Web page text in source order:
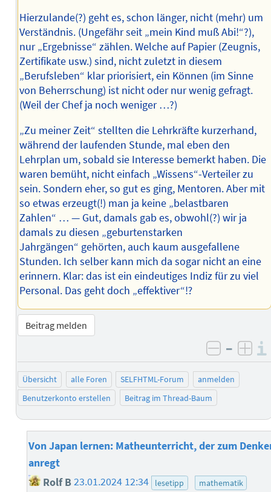
Hierzulande(?) geht es, schon länger, nicht (mehr) um
Verständnis. (Ungefähr seit „mein Kind muß Abi!“?),
nur „Ergebnisse“ zählen. Welche auf Papier (Zeugnis,
Zertifikate usw.) sind, nicht zuletzt in diesem
„Berufsleben“ klar priorisiert, ein Können (im Sinne
von Beherrschung) ist nicht oder nur wenig gefragt.
(Weil der Chef ja noch weniger …?)
„Zu meiner Zeit“ stellten die Lehrkräfte kurzerhand,
während der laufenden Stunde, mal eben den
Lehrplan um, sobald sie Interesse bemerkt haben. Die
waren bemüht, nicht einfach „Wissens“-Verteiler zu
sein. Sondern eher, so gut es ging, Mentoren. Aber mit
so etwas erzeugt(!) man ja keine „belastbaren
Zahlen“ … — Gut, damals gab es, obwohl(?) wir ja
damals zu diesen „geburtenstarken
Jahrgängen“ gehörten, auch kaum ausgefallene
Stunden. Ich selber kann mich da sogar nicht an eine
erinnern. Klar: das ist ein eindeutiges Indiz für zu viel
Personal. Das geht doch „effektiver“⁉︎
Beitrag melden
negativ
–
Übersicht alle Foren SELFHTML-Forum
anmelden
Benutzerkonto erstellen
Beitrag im Thread-Baum
Von Japan lernen: Matheunterricht, der zum
anregt
Rolf B23.01.2024 12:34 lesetipp mathematik